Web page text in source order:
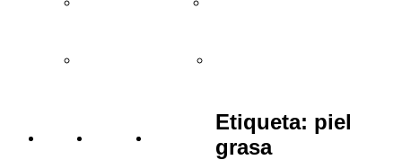
Etiqueta: piel
grasa